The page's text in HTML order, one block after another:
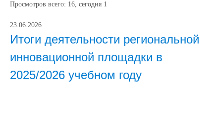
Просмотров всего: 16, сегодня 1
23.06.2026
Итоги деятельности региональной
инновационной площадки в
2025/2026 учебном году